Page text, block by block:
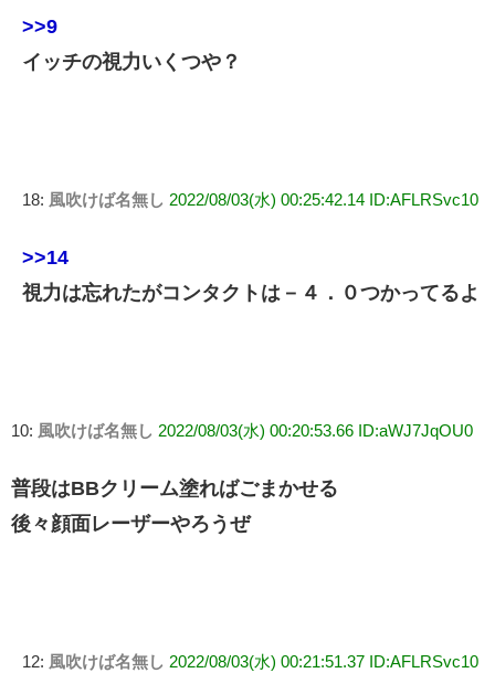
>>9
イッチの視力いくつや？
18: 風吹けば名無し 2022/08/03(水) 00:25:42.14 ID:AFLRSvc10
>>14
視力は忘れたがコンタクトは－４．０つかってるよ
10: 風吹けば名無し 2022/08/03(水) 00:20:53.66 ID:aWJ7JqOU0
普段はBBクリーム塗ればごまかせる
後々顔面レーザーやろうぜ
12: 風吹けば名無し 2022/08/03(水) 00:21:51.37 ID:AFLRSvc10